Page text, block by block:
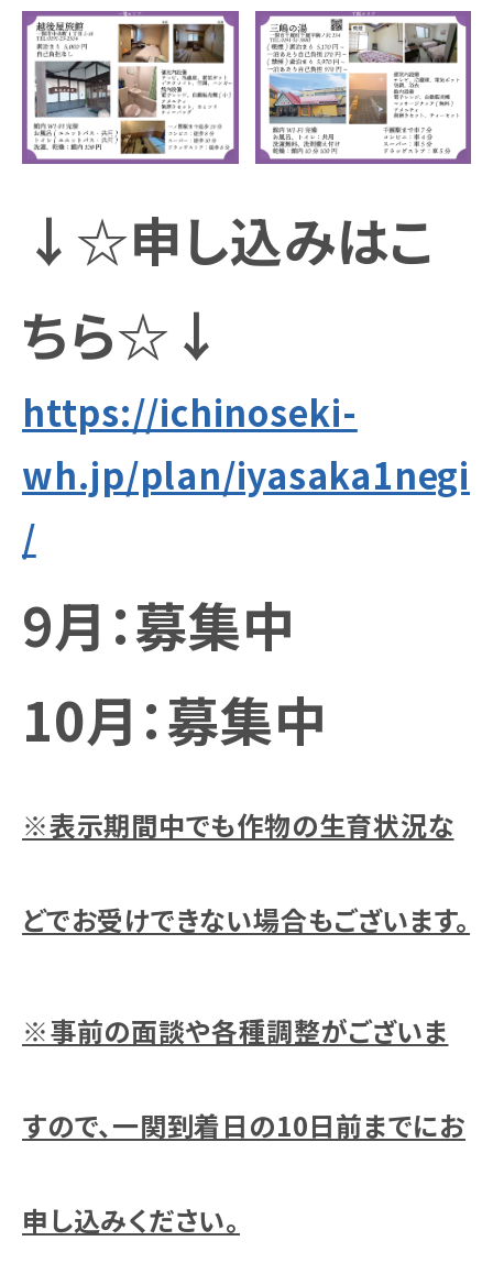
↓☆申し込みはこ
ちら☆↓
https://ichinoseki-
wh.jp/plan/iyasaka1negi
/
9月：募集中
10月：募集中
※表示期間中でも作物の生育状況な
どでお受けできない場合もございます。
※事前の面談や各種調整がございま
すので、一関到着日の10日前までにお
申し込みください。